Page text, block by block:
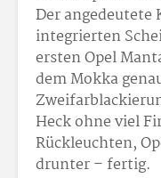
Der
integrierten
ersten Opel
dem Mokka
Heck ohne viel
Rückleuchten,
drunter – fertig.